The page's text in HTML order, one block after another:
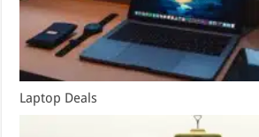
Laptop Deals